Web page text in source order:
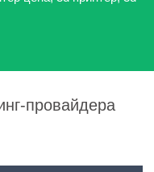
провайдера